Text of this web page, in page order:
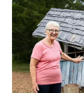
WN
TANGERANG
WN
BINJAI
WN